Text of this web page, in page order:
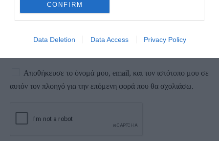
CONFIRM
Data Deletion Data Access Privacy Policy
Αποθήκευσε το όνομά μου, email, και τον ιστότοπο μου σε
αυτόν τον πλοηγό για την επόμενη φορά που θα σχολιάσω.